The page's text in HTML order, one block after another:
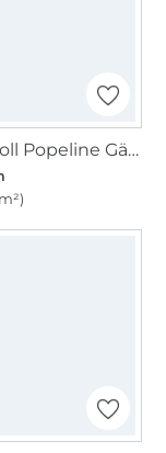
Baumwoll Popeline Gänseblümchen, mint